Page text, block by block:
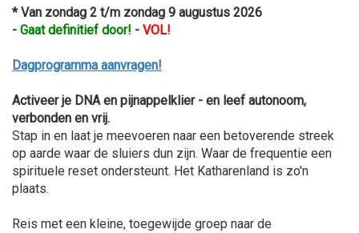
* Van zondag 2 t/m zondag 9 augustus 2026
- Gaat definitief door! - VOL!
Dagprogramma aanvragen!
Activeer je DNA en pijnappelklier - en leef autonoom,
verbonden en vrij.
Stap in en laat je meevoeren naar een betoverende streek
op aarde waar de sluiers dun zijn. Waar de frequentie een
spirituele reset ondersteunt. Het Katharenland is zo'n
plaats.
Reis met een kleine, toegewijde groep naar de